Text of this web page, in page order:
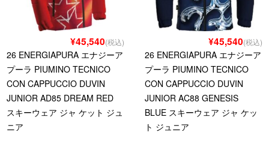
¥45,540(税込)
26 ENERGIAPURA エナジーア
プーラ PIUMINO TECNICO
CON CAPPUCCIO DUVIN
JUNIOR AD85 DREAM RED
スキーウェア ジャ ケット ジュ
ニア
¥45,540(税込)
26 ENERGIAPURA エナジーア
プーラ PIUMINO TECNICO
CON CAPPUCCIO DUVIN
JUNIOR AC88 GENESIS
BLUE スキーウェア ジャ ケッ
ト ジュニア